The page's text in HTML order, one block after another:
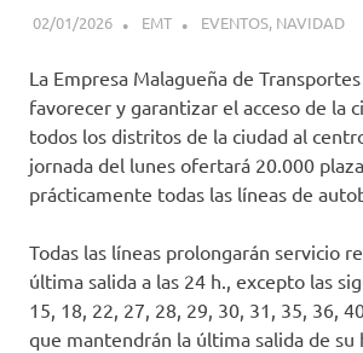
02/01/2026 EMT EVENTOS, NAVIDAD
La Empresa Malagueña de
favorecer y garantizar el acceso de la
todos los distritos de la ciudad al
jornada del lunes ofertará 20.000
prácticamente todas las líneas de
Todas las líneas prolongarán servicio
última salida a las 24 h., excepto las
15, 18, 22, 27, 28, 29, 30, 31, 35, 36,
que mantendrán la última salida de su